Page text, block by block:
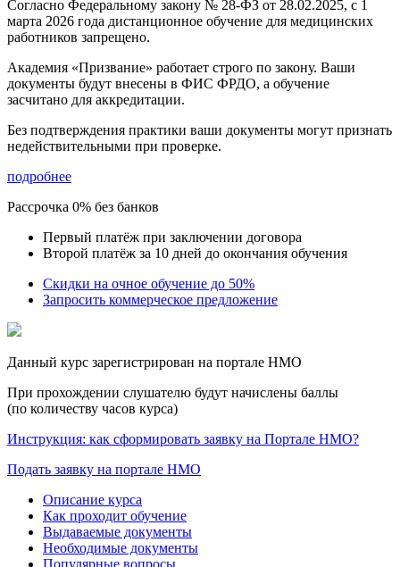
Согласно Федеральному закону № 28-ФЗ от 28.02.2025, с 1
марта 2026 года дистанционное обучение для медицинских
работников запрещено.
Академия «Призвание» работает строго по закону. Ваши
документы будут внесены в ФИС ФРДО, а обучение
засчитано для аккредитации.
Без подтверждения практики ваши документы могут признать
недействительными при проверке.
подробнее
Рассрочка 0% без банков
Первый платёж при заключении договора
Второй платёж за 10 дней до окончания обучения
Скидки на очное обучение до 50%
Запросить коммерческое предложение
Данный курс зарегистрирован на портале НМО
При прохождении слушателю будут начислены баллы
(по количеству часов курса)
Инструкция: как сформировать заявку на Портале НМО?
Подать заявку на портале НМО
Описание курса
Как проходит обучение
Выдаваемые документы
Необходимые документы